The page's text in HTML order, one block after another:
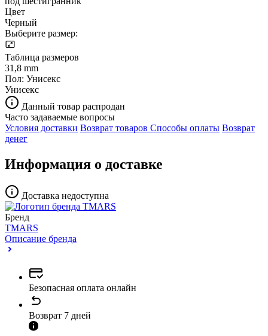
Цвет
Черный
Выберите размер:
Таблица размеров
31,8 mm
Пол: Унисекс
Унисекс
Данный товар распродан
Часто задаваемые вопросы
Условия доставки Возврат товаров Способы оплаты Возврат
денег
Информация о доставке
Доставка недоступна
Бренд
TMARS
Описание бренда
Безопасная оплата онлайн
Возврат 7 дней